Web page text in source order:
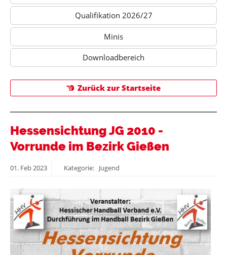
Qualifikation 2026/27
Minis
Downloadbereich
Zurück zur Startseite
Hessensichtung JG 2010 -
Vorrunde im Bezirk Gießen
01. Feb2023 Kategorie: Jugend